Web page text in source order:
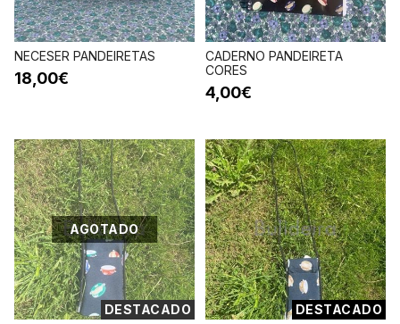
NECESER PANDEIRETAS
18,00€
CADERNO PANDEIRETA
CORES
4,00€
DESTACADO
AGOTADO
DESTACADO